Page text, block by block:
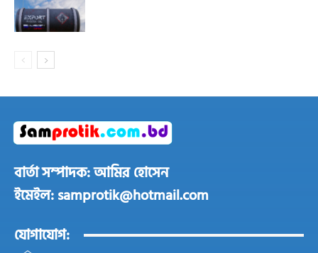
বার্তা সম্পাদক: আমির হোসেন
ইমেইল: samprotik@hotmail.com
যোগাযোগ: